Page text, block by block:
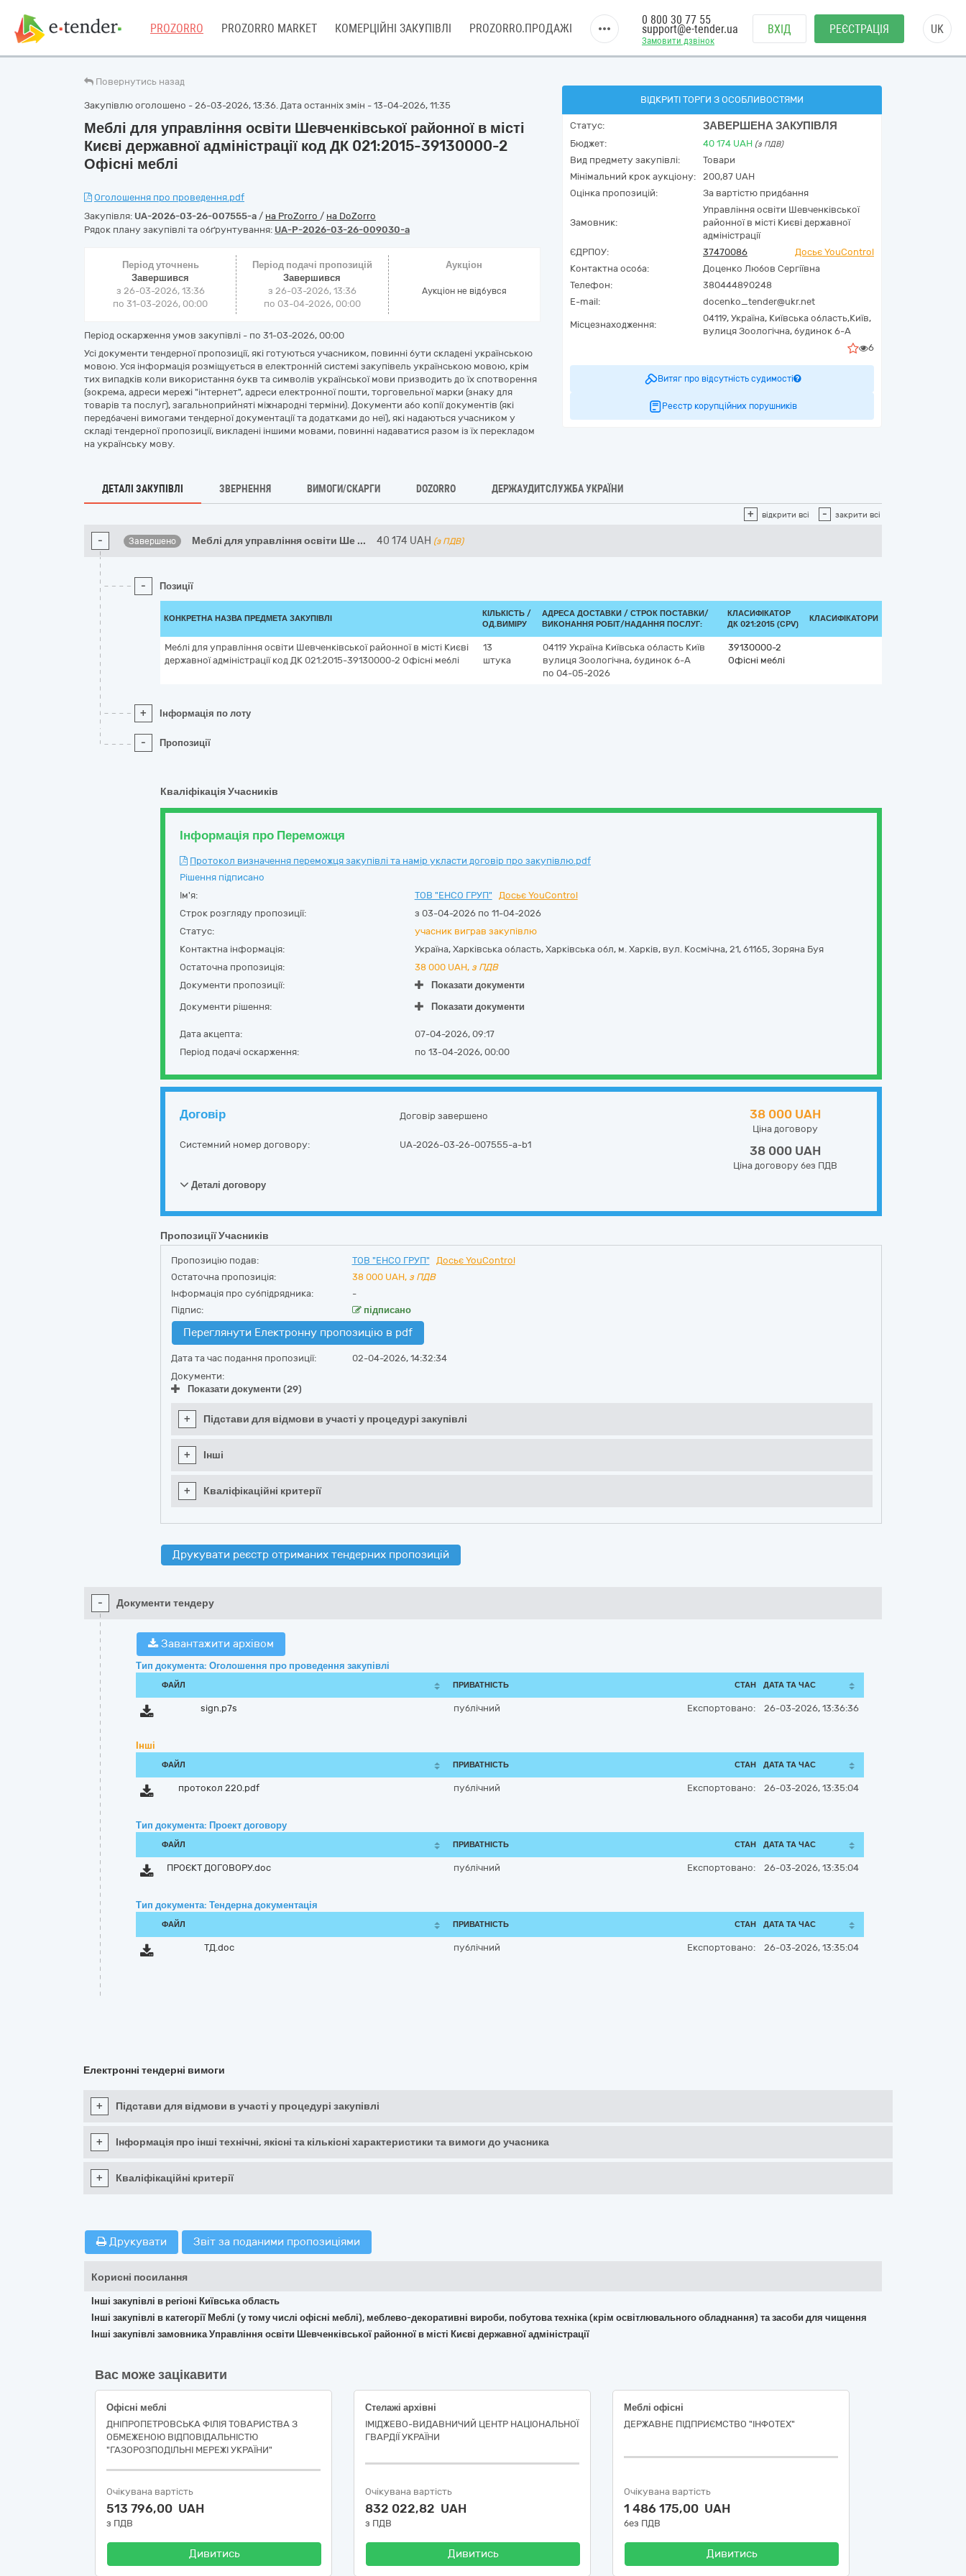
PROZORRO PROZORRO MARKET КОМЕРЦІЙНІ ЗАКУПІВЛІ PROZORRO.ПРОДАЖІ
Замовити дзвінок
0 800 30 77 55
support@e-tender.ua ВХІД РЕЄСТРАЦІЯ UK
Повернутись назад
Закупівлю оголошено - 26-03-2026, 13:36. Дата останніх змін - 13-04-2026, 11:35
Меблі для управління освіти Шевченківської районної в місті
Києві державної адміністрації код ДК 021:2015-39130000-2
Офісні меблі
Оголошення про проведення.pdf
Закупівля: UA-2026-03-26-007555-a / на ProZorro / на DoZorro
Рядок плану закупівлі та обґрунтування: UA-P-2026-03-26-009030-a
Період уточнень
Завершився
з 26-03-2026, 13:36
по 31-03-2026, 00:00
Період подачі пропозицій
Завершився
з 26-03-2026, 13:36
по 03-04-2026, 00:00
Аукціон
Аукціон не відбувся
Період оскарження умов закупівлі - по 31-03-2026, 00:00
Усі документи тендерної пропозиції, які готуються учасником, повинні бути складені українською
мовою. Уся інформація розміщується в електронній системі закупівель українською мовою, крім
тих випадків коли використання букв та символів української мови призводить до їх спотворення
(зокрема, адреси мережі "інтернет", адреси електронної пошти, торговельної марки (знаку для
товарів та послуг), загальноприйняті міжнародні терміни). Документи або копії документів (які
передбачені вимогами тендерної документації та додатками до неї), які надаються учасником у
складі тендерної пропозиції, викладені іншими мовами, повинні надаватися разом із їх перекладом
на українську мову.
ВІДКРИТІ ТОРГИ З ОСОБЛИВОСТЯМИ
Статус: ЗАВЕРШЕНА ЗАКУПІВЛЯ
Бюджет: 40 174 UAH (з ПДВ)
Вид предмету закупівлі:
Товари
Мінімальний крок аукціону:
200,87 UAH
Оцінка пропозицій:
За вартістю придбання
Замовник:
Управління освіти Шевченківської
районної в місті Києві державної
адміністрації
ЄДРПОУ:
37470086
Досьє YouControl
Контактна особа:
Доценко Любов Сергіївна
Телефон:
380444890248
E-mail:
docenko_tender@ukr.net
Місцезнаходження:
04119, Україна, Київська область,Київ,
вулиця Зоологічна, будинок 6-А
6
Витяг про відсутність судимості
Реєстр корупційних порушників
ДЕТАЛІ ЗАКУПІВЛІ ЗВЕРНЕННЯ ВИМОГИ/СКАРГИ DOZORRO ДЕРЖАУДИТСЛУЖБА УКРАЇНИ
+ відкрити всі - закрити всі
- Завершено Меблі для управління освіти Ше ... 40 174 UAH (з ПДВ)
- Позиції
КОНКРЕТНА НАЗВА ПРЕДМЕТА ЗАКУПІВЛІ
КІЛЬКІСТЬ /
ОД.ВИМІРУ
АДРЕСА ДОСТАВКИ / СТРОК ПОСТАВКИ/
ВИКОНАННЯ РОБІТ/НАДАННЯ ПОСЛУГ:
КЛАСИФІКАТОР
ДК 021:2015 (CPV)
КЛАСИФІКАТОРИ
Меблі для управління освіти Шевченківської районної в місті Києві
державної адміністрації код ДК 021:2015-39130000-2 Офісні меблі
13
штука
04119 Україна Київська область Київ
вулиця Зоологічна, будинок 6-А
по 04-05-2026
39130000-2
Офісні меблі
+ Інформація по лоту
- Пропозиції
Кваліфікація Учасників
Інформація про Переможця
Протокол визначення переможця закупівлі та намір укласти договір про закупівлю.pdf
Рішення підписано
Ім'я:
ТОВ "ЕНСО ГРУП"
Досьє YouControl
Строк розгляду пропозиції:
з 03-04-2026 по 11-04-2026
Статус:
учасник виграв закупівлю
Контактна інформація:
Україна, Харківська область, Харківська обл, м. Харків, вул. Космічна, 21, 61165, Зоряна Буя
Остаточна пропозиція:
38 000 UAH, з ПДВ
Документи пропозиції:
Показати документи
Документи рішення:
Показати документи
Дата акцепта:
07-04-2026, 09:17
Період подачі оскарження:
по 13-04-2026, 00:00
Договір Договір завершено
Системний номер договору: UA-2026-03-26-007555-a-b1
38 000 UAH
Ціна договору
38 000 UAH
Ціна договору без ПДВ
Деталі договору
Пропозиції Учасників
Пропозицію подав: ТОВ "ЕНСО ГРУП"
Досьє YouControl
Остаточна пропозиція:
38 000 UAH, з ПДВ
Інформація про субпідрядника:
-
Підпис:
підписано
Переглянути Електронну пропозицію в pdf
Дата та час подання пропозиції:
02-04-2026, 14:32:34
Документи:
Показати документи (29)
+ Підстави для відмови в участі у процедурі закупівлі
+ Інші
+ Кваліфікаційні критерії
Друкувати реєстр отриманих тендерних пропозицій
- Документи тендеру
Завантажити архівом
Тип документа: Оголошення про проведення закупівлі
ФАЙЛ ПРИВАТНІСТЬ СТАН ДАТА ТА ЧАС
sign.p7s публічний Експортовано: 26-03-2026, 13:36:36
Інші
ФАЙЛ ПРИВАТНІСТЬ СТАН ДАТА ТА ЧАС
протокол 220.pdf публічний Експортовано: 26-03-2026, 13:35:04
Тип документа: Проект договору
ФАЙЛ ПРИВАТНІСТЬ СТАН ДАТА ТА ЧАС
ПРОЄКТ ДОГОВОРУ.doc публічний Експортовано: 26-03-2026, 13:35:04
Тип документа: Тендерна документація
ФАЙЛ ПРИВАТНІСТЬ СТАН ДАТА ТА ЧАС
ТД.doc публічний Експортовано: 26-03-2026, 13:35:04
Електронні тендерні вимоги
+ Підстави для відмови в участі у процедурі закупівлі
+ Інформація про інші технічні, якісні та кількісні характеристики та вимоги до учасника
+ Кваліфікаційні критерії
Друкувати Звіт за поданими пропозиціями
Корисні посилання
Інші закупівлі в регіоні Київська область
Інші закупівлі в категорії Меблі (у тому числі офісні меблі), меблево-декоративні вироби, побутова техніка (крім освітлювального обладнання) та засоби для чищення
Інші закупівлі замовника Управління освіти Шевченківської районної в місті Києві державної адміністрації
Вас може зацікавити
Офісні меблі
ДНІПРОПЕТРОВСЬКА ФІЛІЯ ТОВАРИСТВА З
ОБМЕЖЕНОЮ ВІДПОВІДАЛЬНІСТЮ
"ГАЗОРОЗПОДІЛЬНІ МЕРЕЖІ УКРАЇНИ"
Очікувана вартість
513 796,00 UAH
з ПДВ
Дивитись
Стелажі архівні
ІМІДЖЕВО-ВИДАВНИЧИЙ ЦЕНТР НАЦІОНАЛЬНОЇ
ГВАРДІЇ УКРАЇНИ
Очікувана вартість
832 022,82 UAH
з ПДВ
Дивитись
Меблі офісні
ДЕРЖАВНЕ ПІДПРИЄМСТВО "ІНФОТЕХ"
Очікувана вартість
1 486 175,00 UAH
без ПДВ
Дивитись